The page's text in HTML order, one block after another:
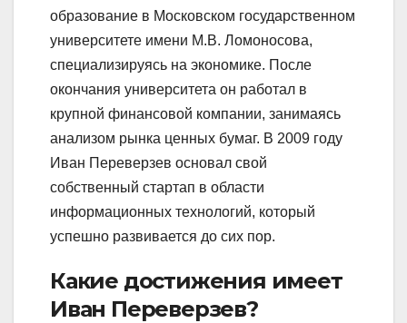
образование в Московском государственном
университете имени М.В. Ломоносова,
специализируясь на экономике. После
окончания университета он работал в
крупной финансовой компании, занимаясь
анализом рынка ценных бумаг. В 2009 году
Иван Переверзев основал свой
собственный стартап в области
информационных технологий, который
успешно развивается до сих пор.
Какие достижения имеет
Иван Переверзев?